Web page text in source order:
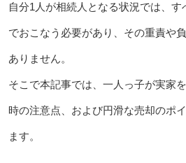
自分1人が相続人となる状況では、
でおこなう必要があり、その重責や
ありません。
そこで本記事では、一人っ子が実家
時の注意点、および円滑な売却のポ
ます。